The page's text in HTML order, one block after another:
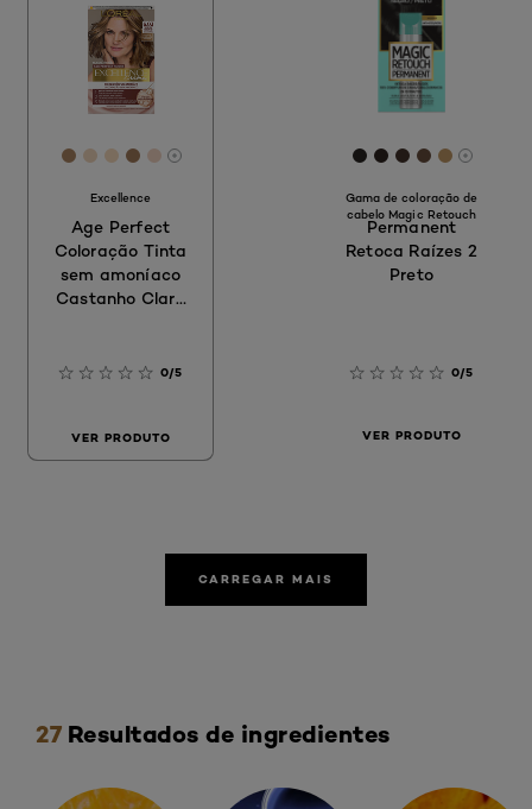
[Color]: #AC8663
[Color]: #EFD6BC
[Color]: #F6D9BB
[Color]: #A27A5A
[Color]: #F1D3C2
[More shades are available]
Excellence
Age Perfect
Coloração Tinta
sem amoníaco
Castanho Claro
0/5
VER PRODUTO
[Color]: #282523
[Color]:
[Color]:
[Color]:
[Color]:
[More
Gama de coloração de
cabelo Magic Retouch
Permanent
Retoca Raízes 2
Preto
0/5
VER PRODUTO
CARREGAR MAIS
27Resultados de ingredientes